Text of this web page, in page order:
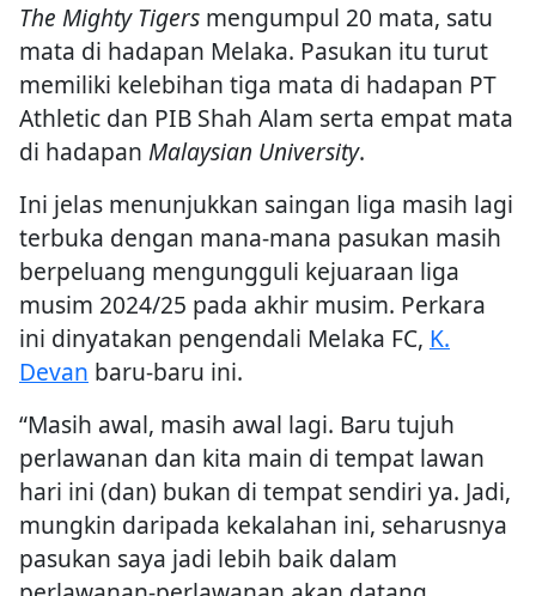
The Mighty Tigers mengumpul 20 mata, satu
mata di hadapan Melaka. Pasukan itu turut
memiliki kelebihan tiga mata di hadapan PT
Athletic dan PIB Shah Alam serta empat mata
di hadapan Malaysian University.
Ini jelas menunjukkan saingan liga masih lagi
terbuka dengan mana-mana pasukan masih
berpeluang mengungguli kejuaraan liga
musim 2024/25 pada akhir musim. Perkara
ini dinyatakan pengendali Melaka FC, K.
Devan baru-baru ini.
“Masih awal, masih awal lagi. Baru tujuh
perlawanan dan kita main di tempat lawan
hari ini (dan) bukan di tempat sendiri ya. Jadi,
mungkin daripada kekalahan ini, seharusnya
pasukan saya jadi lebih baik dalam